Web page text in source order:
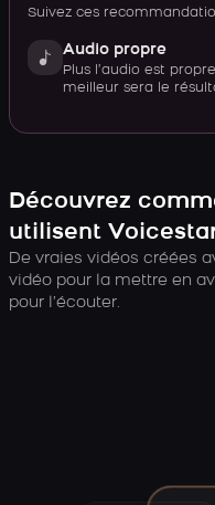
Suivez ces
Audio propre
Plus l’audio est
meilleur sera le
Découvrez
utilisent
De vraies vidéos créées
vidéo pour la mettre en
pour l’écouter.